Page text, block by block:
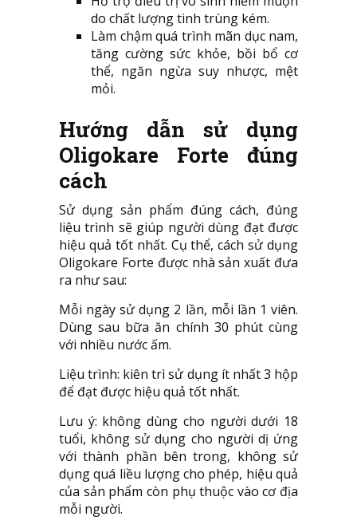
do chất lượng tinh trùng kém.
Làm chậm quá trình mãn dục nam,
tăng cường sức khỏe, bồi bổ cơ
thể, ngăn ngừa suy nhược, mệt
mỏi.
Hướng dẫn sử dụng
Oligokare Forte đúng
cách
Sử dụng sản phẩm đúng cách, đúng
liệu trình sẽ giúp người dùng đạt được
hiệu quả tốt nhất. Cụ thể, cách sử dụng
Oligokare Forte được nhà sản xuất đưa
ra như sau:
Mỗi ngày sử dụng 2 lần, mỗi lần 1 viên.
Dùng sau bữa ăn chính 30 phút cùng
với nhiều nước ấm.
Liệu trình: kiên trì sử dụng ít nhất 3 hộp
để đạt được hiệu quả tốt nhất.
Lưu ý: không dùng cho người dưới 18
tuổi, không sử dụng cho người dị ứng
với thành phần bên trong, không sử
dụng quá liều lượng cho phép, hiệu quả
của sản phẩm còn phụ thuộc vào cơ địa
mỗi người.